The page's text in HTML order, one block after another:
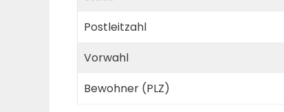
Postleitzahl
Vorwahl
Bewohner (PLZ)